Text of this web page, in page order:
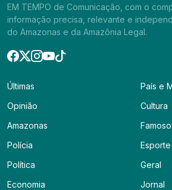
EM TEMPO de Comunicação, com o
informação precisa, relevante e
do Amazonas e da Amazônia Legal.
Últimas
Opinião
Amazonas
Polícia
Política
Economia
País e
Cultura
Esporte
Geral
Jornal